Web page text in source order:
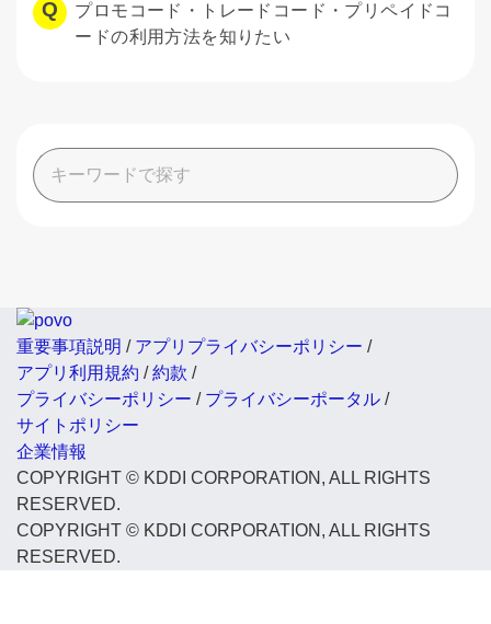
プロモコード・トレードコード・プリペイドコ
ードの利用方法を知りたい
重要事項説明 / アプリプライバシーポリシー /
アプリ利用規約 /約款 /
プライバシーポリシー / プライバシーポータル /
サイトポリシー
企業情報
COPYRIGHT © KDDI CORPORATION, ALL RIGHTS
RESERVED.
COPYRIGHT © KDDI CORPORATION, ALL RIGHTS
RESERVED.